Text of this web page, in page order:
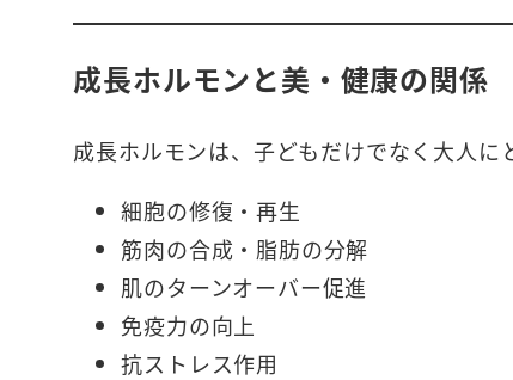
成長ホルモンと美・健康の関係
成長ホルモンは、子どもだけでなく大人に
細胞の修復・再生
筋肉の合成・脂肪の分解
肌のターンオーバー促進
免疫力の向上
抗ストレス作用